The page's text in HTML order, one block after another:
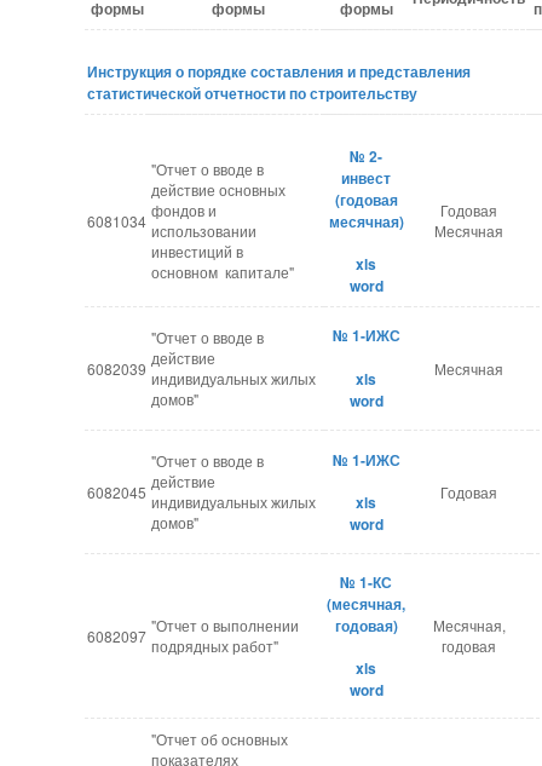
формы
формы
формы
Инструкция о порядке составления и представления
статистической отчетности по строительству
6081034
"Отчет о вводе в
действие основных
фондов и
использовании
инвестиций в
основном капитале"
№ 2-
инвест
(годовая
месячная)
xls
word
Годовая
Месячная
6082039
"Отчет о вводе в
действие
индивидуальных жилых
домов"
№ 1-ИЖС
xls
word
Месячная
6082045
"Отчет о вводе в
действие
индивидуальных жилых
домов"
№ 1-ИЖС
xls
​word
Годовая
6082097
"Отчет о выполнении
подрядных работ"
№ 1-КС
(месячная,
годовая)
xls
word
Месячная,
годовая
"Отчет об основных
показателях